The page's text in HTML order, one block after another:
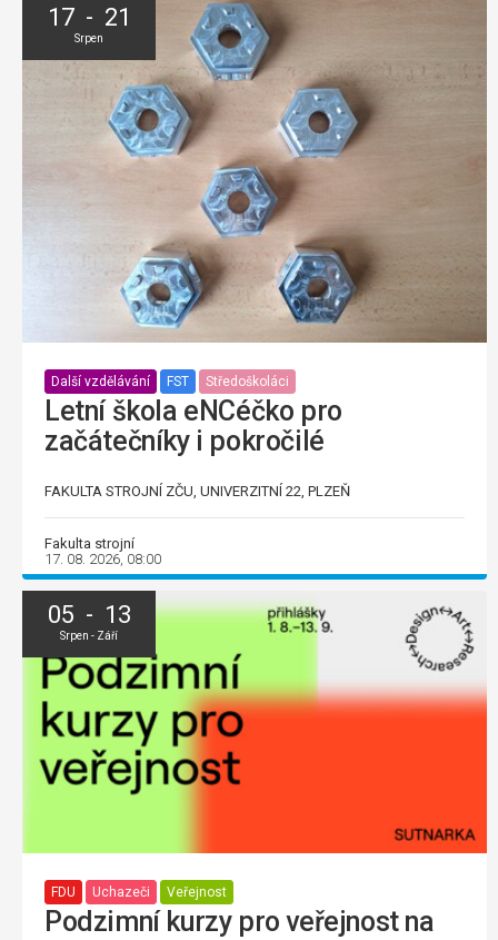
17 - 21
Srpen
Další vzdělávání FST Středoškoláci
Letní škola eNCéčko pro
začátečníky i pokročilé
FAKULTA STROJNÍ ZČU, UNIVERZITNÍ 22, PLZEŇ
Fakulta strojní
17. 08. 2026, 08:00
05 - 13
Srpen - Září
FDU Uchazeči Veřejnost
Podzimní kurzy pro veřejnost na